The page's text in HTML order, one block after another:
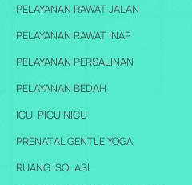
PELAYANAN RAWAT JALAN
PELAYANAN RAWAT INAP
PELAYANAN PERSALINAN
PELAYANAN BEDAH
ICU, PICU NICU
PRENATAL GENTLE YOGA
RUANG ISOLASI